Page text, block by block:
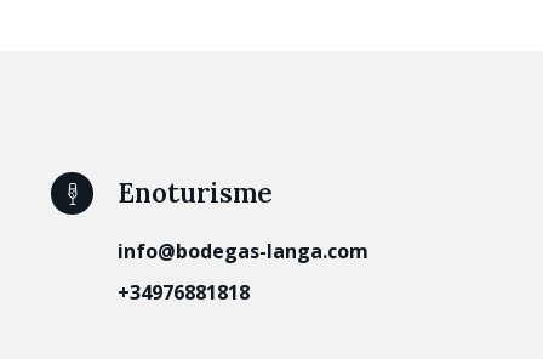
Enoturisme
info@bodegas-langa.com
+34976881818